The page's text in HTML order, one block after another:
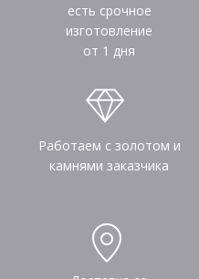
есть срочное
изготовление
от 1 дня
Работаем с золотом и
камнями заказчика